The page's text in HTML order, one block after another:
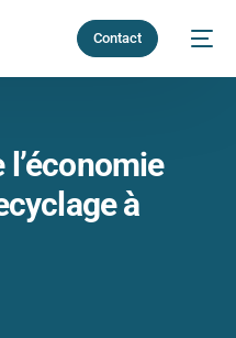
Contact
à